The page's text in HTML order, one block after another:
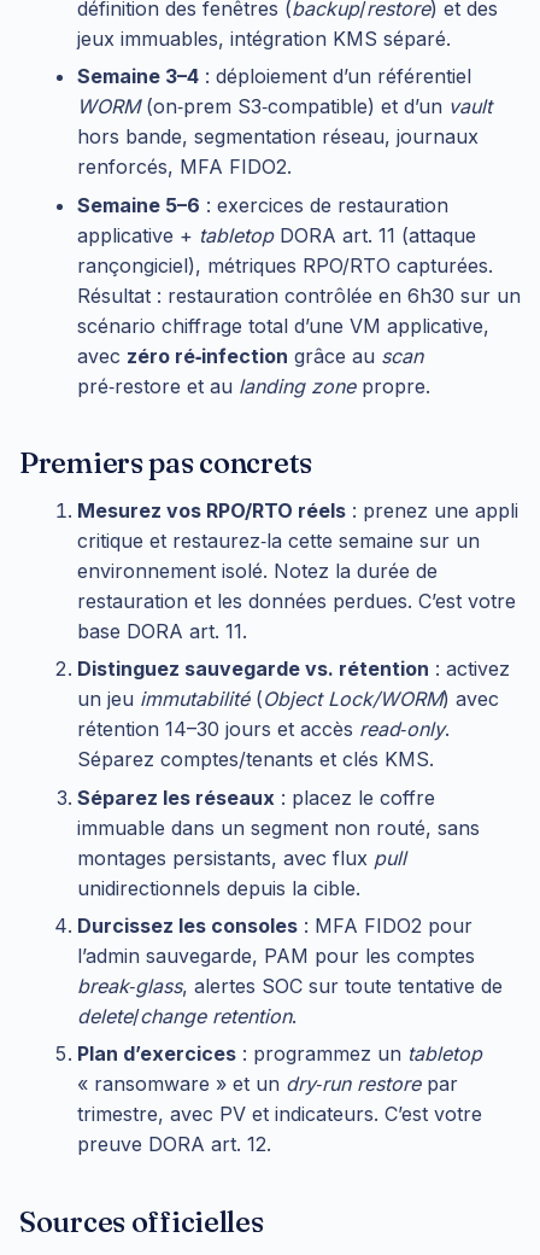
définition des fenêtres (backup/restore) et des
jeux immuables, intégration KMS séparé.
Semaine 3–4 : déploiement d’un référentiel
WORM(on‑prem S3‑compatible) et d’un vault
hors bande, segmentation réseau, journaux
renforcés, MFA FIDO2.
Semaine 5–6 : exercices de restauration
applicative + tabletopDORA art. 11 (attaque
rançongiciel), métriques RPO/RTO capturées.
Résultat : restauration contrôlée en 6h30 sur un
scénario chiffrage total d’une VM applicative,
avec zéro ré‑infection grâce au scan
pré‑restore et au landing zonepropre.
Premiers pas concrets
Mesurez vos RPO/RTO réels : prenez une appli
critique et restaurez‑la cette semaine sur un
environnement isolé. Notez la durée de
restauration et les données perdues. C’est votre
base DORA art. 11.
Distinguez sauvegarde vs. rétention : activez
un jeu immutabilité(Object Lock/WORM) avec
rétention 14–30 jours et accès read‑only.
Séparez comptes/tenants et clés KMS.
Séparez les réseaux : placez le coffre
immuable dans un segment non routé, sans
montages persistants, avec flux pull
unidirectionnels depuis la cible.
Durcissez les consoles : MFA FIDO2 pour
l’admin sauvegarde, PAM pour les comptes
break‑glass, alertes SOC sur toute tentative de
delete/change retention.
Plan d’exercices : programmez un tabletop
« ransomware » et un dry‑run restorepar
trimestre, avec PV et indicateurs. C’est votre
preuve DORA art. 12.
Sources officielles